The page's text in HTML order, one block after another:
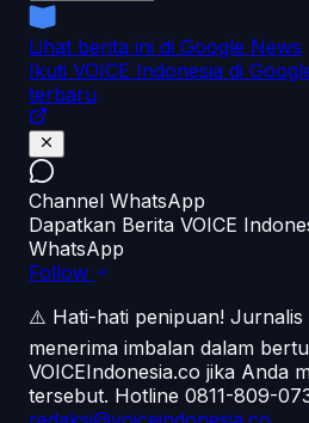
Lihat berita ini di Google News
Ikuti VOICE Indonesia di
terbaru
Channel WhatsApp
Dapatkan Berita VOICE
WhatsApp
Follow
⚠️ Hati-hati penipuan! Jurnalis
menerima imbalan dalam
VOICEIndonesia.co jika Anda
tersebut. Hotline 0811-809-